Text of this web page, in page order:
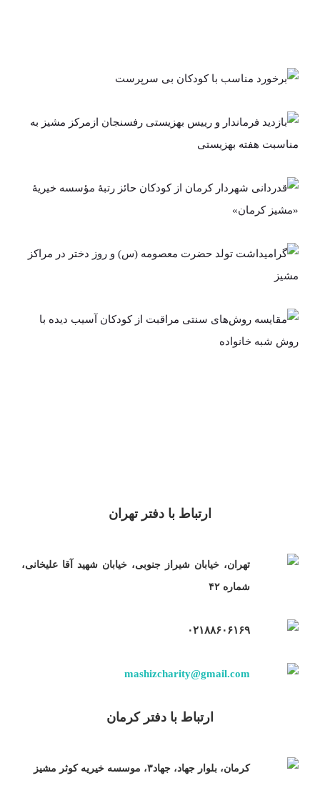
کودکان بی
رفسنجان ازمرکز مشیز به
مناسبت هفته بهزیستی
کودکان حائز رتبۀ مؤسسه خیریۀ
(س) و روز دختر در مراکز مشیز
از کودکان آسیب دیده با روش
ارتباط با دفتر تهران
تهران، خیابان شیراز جنوبی، خیابان شهید آقا علیخانی،
شماره ۴۲
۰۲۱۸۸۶۰۶۱۶۹
mashizcharity@gmail.com
ارتباط با دفتر کرمان
کرمان، بلوار جهاد، جهاد۳، موسسه خیریه کوثر مشیز